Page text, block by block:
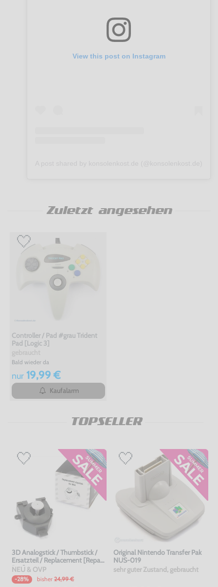
View this post on Instagram
Zuletzt angesehen
Controller / Pad #grau Trident
Pad [Logic 3]
Bald wieder da
nur19,99 €
Kaufalarm
TOPSELLER
3D Analogstick / Thumbstick /
Ersatzteil / Replacement [Repair
Box]
NEU & OVP
-28% bisher 24,99 €
Original Nintendo Transfer Pak
NUS-019
sehr guter Zustand, gebraucht